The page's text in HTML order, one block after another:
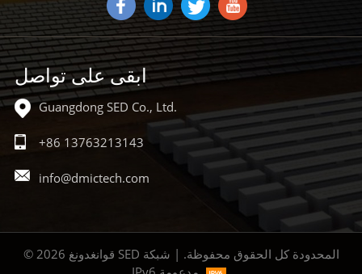
ابقى على تواصل
Guangdong SED Co., Ltd.
+86 13763213143
info@dmictech.com
© 2026 قوانغدونغ SED المحدودة كل الحقوق محفوظة. | شبكة